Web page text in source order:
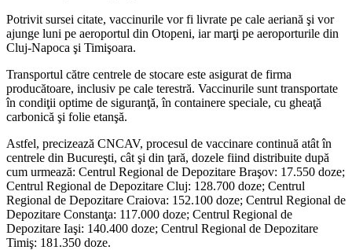
Potrivit sursei citate, vaccinurile vor fi livrate pe cale aeriană şi vor
ajunge luni pe aeroportul din Otopeni, iar marţi pe aeroporturile din
Cluj-Napoca şi Timişoara.
Transportul către centrele de stocare este asigurat de firma
producătoare, inclusiv pe cale terestră. Vaccinurile sunt transportate
în condiţii optime de siguranţă, în containere speciale, cu gheaţă
carbonică şi folie etanşă.
Astfel, precizează CNCAV, procesul de vaccinare continuă atât în
centrele din Bucureşti, cât şi din ţară, dozele fiind distribuite după
cum urmează: Centrul Regional de Depozitare Braşov: 17.550 doze;
Centrul Regional de Depozitare Cluj: 128.700 doze; Centrul
Regional de Depozitare Craiova: 152.100 doze; Centrul Regional de
Depozitare Constanţa: 117.000 doze; Centrul Regional de
Depozitare Iaşi: 140.400 doze; Centrul Regional de Depozitare
Timiş: 181.350 doze.